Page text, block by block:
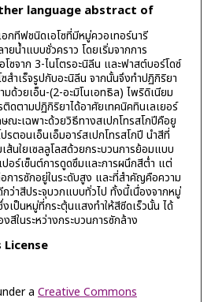
language abstract of
กทีฟชนิดเอโซที่มีหมู่ควอเทอร์นารี
ยน้ำแบบชั่วคราว โดยเริ่มจากการ
โซจาก 3-ไนโตรอะนิลีน และฟาสต์บอร์โดซ์
สำเร็จรูปกับอะนิลีน จากนั้นจึงทำปฏิกิริยา
ด้วยเอ็น-(2-อะมิโนเอทธิล) ไพริดิเนียม
ติดตามปฏิกิริยาได้อาศัยเทคนิคทินเลเยอร์
ณะเฉพาะด้วยวิธีทางสเปกโทรสโกปีคือยู
รตอนเอ็นเอ็มอาร์สเปกโทรสโกปี นำสีที่
ส้นใยเซลลูโลสด้วยกระบวนการย้อมแบบ
ปอร์เซ็นต์การดูดซึมและการผนึกสีต่ำ แต่
การซักอยู่ในระดับสูง และที่สำคัญคือความ
ว่าสีประจุบวกแบบทั่วไป ทั้งนี้เนื่องจากหมู่
เป็นหมู่ที่กระตุ้นแสงทำให้สีซีดเร็วนั้น ได้
สีในระหว่างกระบวนการซักล้าง
a Creative Commons